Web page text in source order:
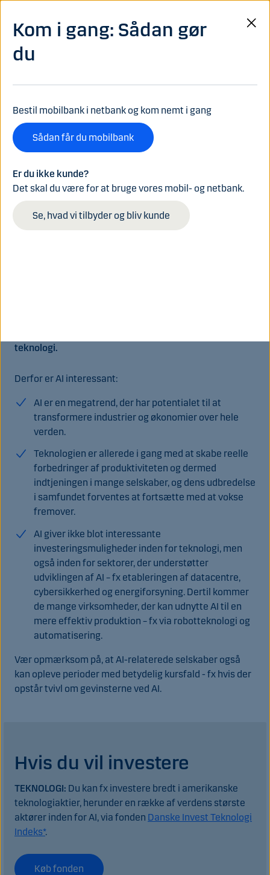
Menu
MARKEDSFØRINGSMATERIALE
teknologi.
Derfor er AI interessant:
AI er en megatrend, der har potentialet til at
transformere industrier og økonomier over hele
verden.
Teknologien er allerede i gang med at skabe reelle
forbedringer af produktiviteten og dermed
indtjeningen i mange selskaber, og dens udbredelse
i samfundet forventes at fortsætte med at vokse
fremover.
AI giver ikke blot interessante
investeringsmuligheder inden for teknologi, men
også inden for sektorer, der understøtter
udviklingen af AI – fx etableringen af datacentre,
cybersikkerhed og energiforsyning. Dertil kommer
de mange virksomheder, der kan udnytte AI til en
mere effektiv produktion – fx via robotteknologi og
automatisering.
Vær opmærksom på, at AI-relaterede selskaber også
kan opleve perioder med betydelig kursfald - fx hvis der
opstår tvivl om gevinsterne ved AI.
Hvis du vil investere
TEKNOLOGI: Du kan fx investere bredt i amerikanske
teknologiaktier, herunder en række af verdens største
aktører inden for AI, via fonden Danske Invest Teknologi
Indeks*.
Køb fonden
Kom i gang: Sådan gør
du
Bestil mobilbank i netbank og kom nemt i gang
Sådan får du mobilbank
Er du ikke kunde?
Det skal du være for at bruge vores mobil- og netbank.
Se, hvad vi tilbyder og bliv kunde